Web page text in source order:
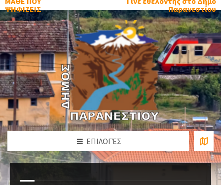
ΨΗΦΙΖΕΙΣ
Παρανεστίου
ΕΠΙΛΟΓΈΣ